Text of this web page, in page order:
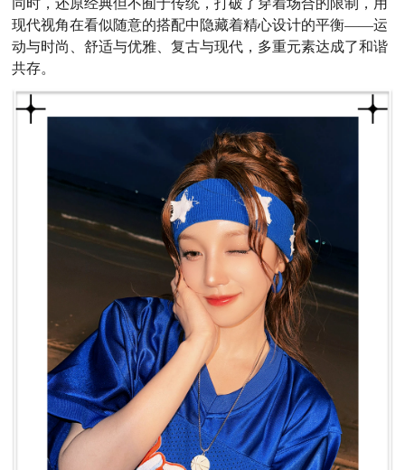
同时，还原经典但不囿于传统，打破了穿着场合的限制，用
现代视角在看似随意的搭配中隐藏着精心设计的平衡——运
动与时尚、舒适与优雅、复古与现代，多重元素达成了和谐
共存。